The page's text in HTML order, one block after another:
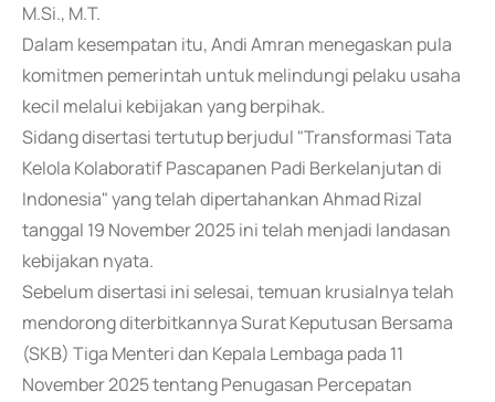
M.Si., M.T.
Dalam kesempatan itu, Andi Amran menegaskan pula
komitmen pemerintah untuk melindungi pelaku usaha
kecil melalui kebijakan yang berpihak.
Sidang disertasi tertutup berjudul "Transformasi Tata
Kelola Kolaboratif Pascapanen Padi Berkelanjutan di
Indonesia" yang telah dipertahankan Ahmad Rizal
tanggal 19 November 2025 ini telah menjadi landasan
kebijakan nyata.
Sebelum disertasi ini selesai, temuan krusialnya telah
mendorong diterbitkannya Surat Keputusan Bersama
(SKB) Tiga Menteri dan Kepala Lembaga pada 11
November 2025 tentang Penugasan Percepatan